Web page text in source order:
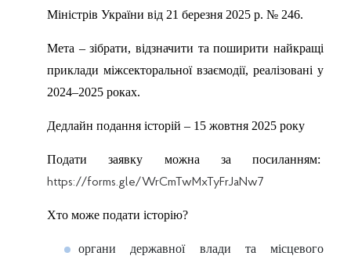
Міністрів України від 21 березня 2025 р. № 246.
Мета – зібрати, відзначити та поширити найкращі
приклади міжсекторальної взаємодії, реалізовані у
2024–2025 роках.
Дедлайн подання історій – 15 жовтня 2025 року
Подати заявку можна за посиланням:
https://forms.gle/WrCmTwMxTyFrJaNw7
Хто може подати історію?
органи державної влади та місцевого